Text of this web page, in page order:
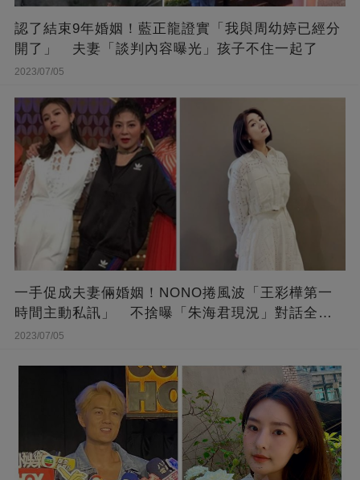
認了結束9年婚姻！藍正龍證實「我與周幼婷已經分
開了」 夫妻「談判內容曝光」孩子不住一起了
2023/07/05
一手促成夫妻倆婚姻！NONO捲風波「王彩樺第一
時間主動私訊」 不捨曝「朱海君現況」對話全公
開
2023/07/05